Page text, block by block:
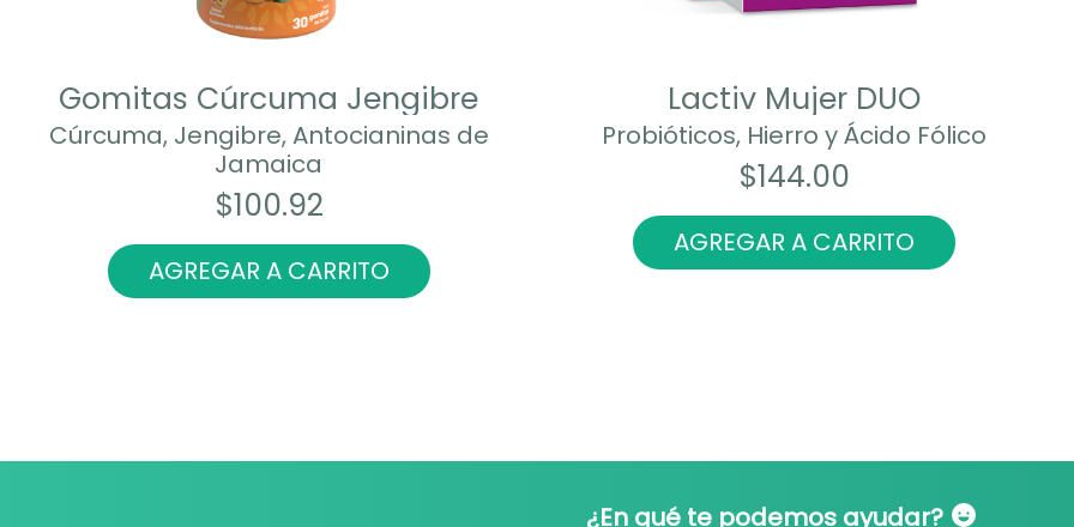
Gomitas Cúrcuma Jengibre
Cúrcuma, Jengibre, Antocianinas de
Jamaica
$100.92
AGREGAR A CARRITO
Lactiv Mujer DUO
Probióticos, Hierro y Ácido Fólico
$144.00
AGREGAR A CARRITO
¿En qué te podemos ayudar?